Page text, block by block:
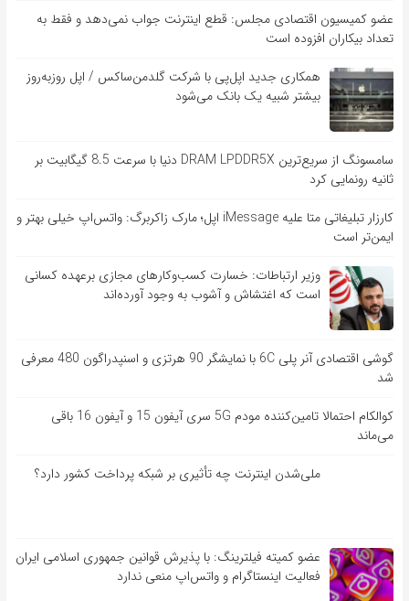
عضو کمیسیون اقتصادی مجلس: قطع اینترنت جواب نمی‌دهد و فقط به
تعداد بیکاران افزوده است
همکاری جدید اپل‌پی با شرکت گلدمن‌ساکس / اپل روزبه‌روز
بیشتر شبیه یک بانک می‌شود
سامسونگ از سریع‌ترین DRAM LPDDR5X دنیا با سرعت 8.5 گیگابیت بر
ثانیه رونمایی کرد
کارزار تبلیغاتی متا علیه iMessage اپل؛ مارک زاکربرگ: واتس‌اپ خیلی بهتر و
ایمن‌تر است
وزیر ارتباطات: خسارت کسب‌وکارهای مجازی برعهده کسانی
است که اغتشاش و آشوب به وجود آورده‌اند
گوشی اقتصادی آنر پلی 6C با نمایشگر 90 هرتزی و اسنپدراگون 480 معرفی
شد
کوالکام احتمالا تامین‌کننده مودم 5G سری آیفون 15 و آیفون 16 باقی
می‌ماند
ملی‌شدن اینترنت چه تأثیری بر شبکه پرداخت کشور دارد؟
عضو کمیته فیلترینگ: با پذیرش قوانین جمهوری اسلامی ایران
فعالیت اینستاگرام و واتس‌اپ منعی ندارد